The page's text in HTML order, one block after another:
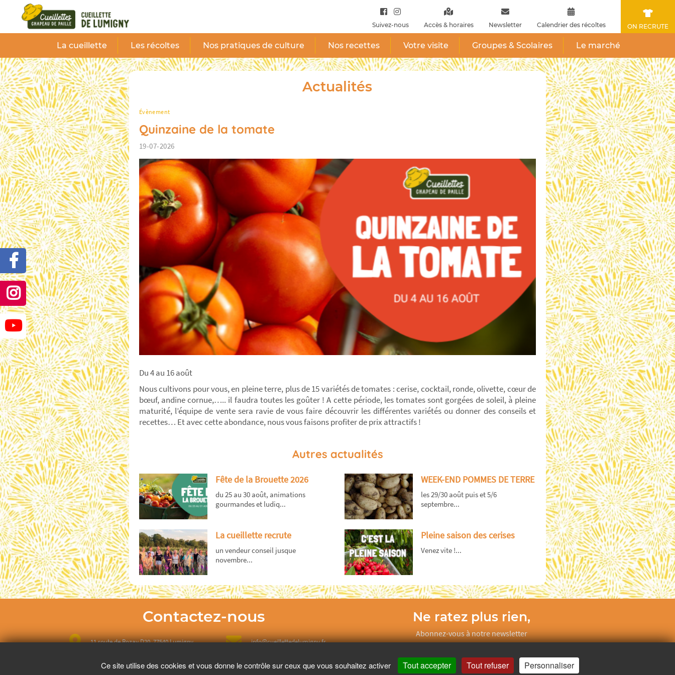
Suivez-nous Accès & horaires Newsletter Calendrier des récoltes ON RECRUTE
La cueillette Les récoltes Nos pratiques de culture Nos recettes Votre visite Groupes & Scolaires Le marché
Actualités
Évènement
Quinzaine de la tomate
19-07-2026
Du 4 au 16 août
Nous cultivons pour vous, en pleine terre, plus de 15 variétés de tomates : cerise, cocktail, ronde, olivette, cœur de
bœuf, andine cornue,….. il faudra toutes les goûter ! A cette période, les tomates sont gorgées de soleil, à pleine
maturité, l’équipe de vente sera ravie de vous faire découvrir les différentes variétés ou donner des conseils et
recettes… Et avec cette abondance, nous vous faisons profiter de prix attractifs !
Autres actualités
Fête de la Brouette 2026
du 25 au 30 août, animations
gourmandes et ludiq...
WEEK-END POMMES DE TERRE
les 29/30 août puis et 5/6
septembre...
La cueillette recrute
un vendeur conseil jusque
novembre...
Pleine saison des cerises
Venez vite !...
Contactez-nous
11 route de Rozay D20, 77540 Lumigny info@cueillettedelumigny.fr
01 64 07 71 41
Ne ratez plus rien,
Abonnez-vous à notre newsletter
Je m’inscris
Panneau de gestion des cookies
Ce site utilise des cookies et vous donne le contrôle sur ceux que vous souhaitez activer Tout accepter Tout refuser Personnaliser